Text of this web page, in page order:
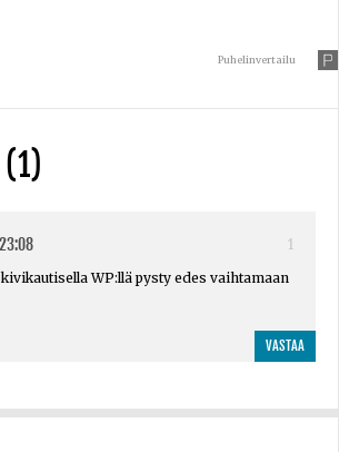
Puhelinvertailu
1
WP:llä pysty edes vaihtamaan
VASTAA